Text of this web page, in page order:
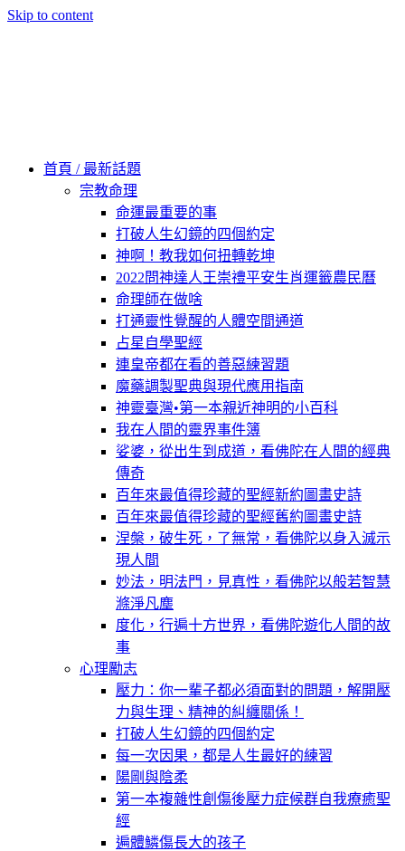
Skip to content
首頁 / 最新話題
宗教命理
命運最重要的事
打破人生幻鏡的四個約定
神啊！教我如何扭轉乾坤
2022問神達人王崇禮平安生肖運籤農民曆
命理師在做啥
打通靈性覺醒的人體空間通道
占星自學聖經
連皇帝都在看的善惡練習題
魔藥調製聖典與現代應用指南
神靈臺灣•第一本親近神明的小百科
我在人間的靈界事件簿
娑婆，從出生到成道，看佛陀在人間的經典
傳奇
百年來最值得珍藏的聖經新約圖畫史詩
百年來最值得珍藏的聖經舊約圖畫史詩
涅槃，破生死，了無常，看佛陀以身入滅示
現人間
妙法，明法門，見真性，看佛陀以般若智慧
滌淨凡塵
度化，行遍十方世界，看佛陀遊化人間的故
事
心理勵志
壓力：你一輩子都必須面對的問題，解開壓
力與生理、精神的糾纏關係！
打破人生幻鏡的四個約定
每一次因果，都是人生最好的練習
陽剛與陰柔
第一本複雜性創傷後壓力症候群自我療癒聖
經
遍體鱗傷長大的孩子